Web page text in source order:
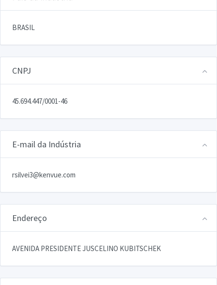
BRASIL
CNPJ
45.694.447/0001-46
E-mail da Indústria
rsilvei3@kenvue.com
Endereço
AVENIDA PRESIDENTE JUSCELINO KUBITSCHEK